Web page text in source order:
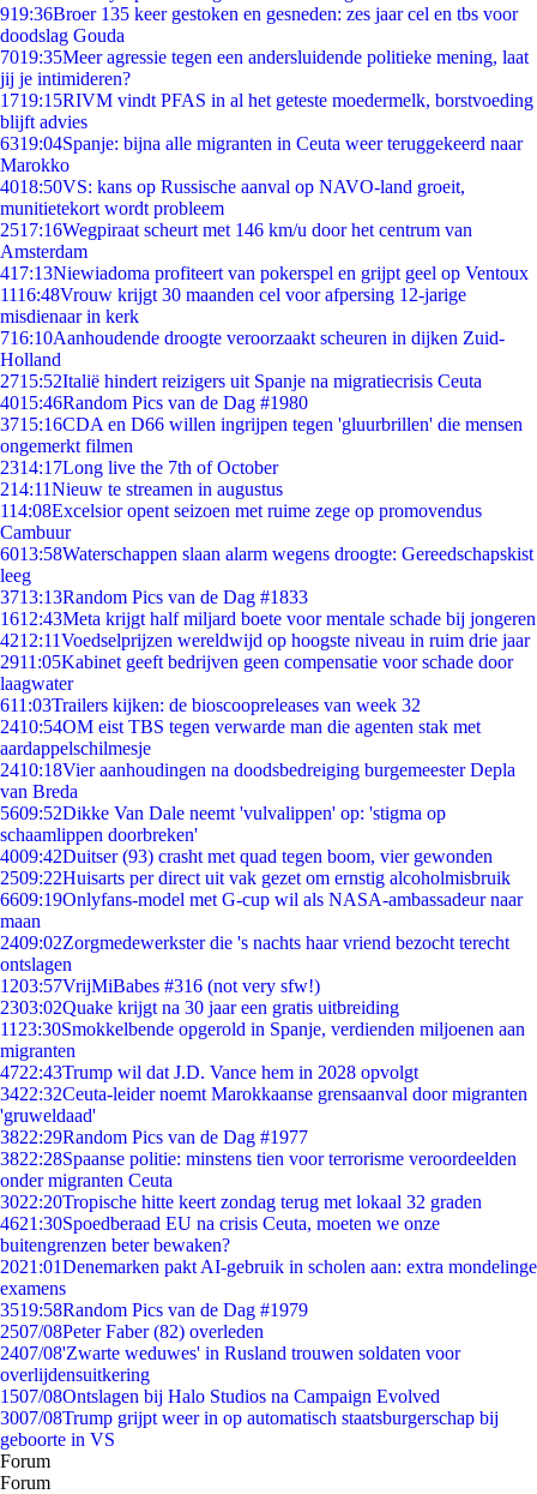
919:36Broer 135 keer gestoken en gesneden: zes jaar cel en tbs voor
doodslag Gouda
7019:35Meer agressie tegen een andersluidende politieke mening, laat
jij je intimideren?
1719:15RIVM vindt PFAS in al het geteste moedermelk, borstvoeding
blijft advies
6319:04Spanje: bijna alle migranten in Ceuta weer teruggekeerd naar
Marokko
4018:50VS: kans op Russische aanval op NAVO-land groeit,
munitietekort wordt probleem
2517:16Wegpiraat scheurt met 146 km/u door het centrum van
Amsterdam
417:13Niewiadoma profiteert van pokerspel en grijpt geel op Ventoux
1116:48Vrouw krijgt 30 maanden cel voor afpersing 12-jarige
misdienaar in kerk
716:10Aanhoudende droogte veroorzaakt scheuren in dijken Zuid-
Holland
2715:52Italië hindert reizigers uit Spanje na migratiecrisis Ceuta
4015:46Random Pics van de Dag #1980
3715:16CDA en D66 willen ingrijpen tegen 'gluurbrillen' die mensen
ongemerkt filmen
2314:17Long live the 7th of October
214:11Nieuw te streamen in augustus
114:08Excelsior opent seizoen met ruime zege op promovendus
Cambuur
6013:58Waterschappen slaan alarm wegens droogte: Gereedschapskist
leeg
3713:13Random Pics van de Dag #1833
1612:43Meta krijgt half miljard boete voor mentale schade bij jongeren
4212:11Voedselprijzen wereldwijd op hoogste niveau in ruim drie jaar
2911:05Kabinet geeft bedrijven geen compensatie voor schade door
laagwater
611:03Trailers kijken: de bioscoopreleases van week 32
2410:54OM eist TBS tegen verwarde man die agenten stak met
aardappelschilmesje
2410:18Vier aanhoudingen na doodsbedreiging burgemeester Depla
van Breda
5609:52Dikke Van Dale neemt 'vulvalippen' op: 'stigma op
schaamlippen doorbreken'
4009:42Duitser (93) crasht met quad tegen boom, vier gewonden
2509:22Huisarts per direct uit vak gezet om ernstig alcoholmisbruik
6609:19Onlyfans-model met G-cup wil als NASA-ambassadeur naar
maan
2409:02Zorgmedewerkster die 's nachts haar vriend bezocht terecht
ontslagen
1203:57VrijMiBabes #316 (not very sfw!)
2303:02Quake krijgt na 30 jaar een gratis uitbreiding
11 23:30Smokkelbende opgerold in Spanje, verdienden miljoenen aan
migranten
4722:43Trump wil dat J.D. Vance hem in 2028 opvolgt
3422:32Ceuta-leider noemt Marokkaanse grensaanval door migranten
'gruweldaad'
3822:29Random Pics van de Dag #1977
3822:28Spaanse politie: minstens tien voor terrorisme veroordeelden
onder migranten Ceuta
3022:20Tropische hitte keert zondag terug met lokaal 32 graden
4621:30Spoedberaad EU na crisis Ceuta, moeten we onze
buitengrenzen beter bewaken?
2021:01Denemarken pakt AI-gebruik in scholen aan: extra mondelinge
examens
3519:58Random Pics van de Dag #1979
2507/08Peter Faber (82) overleden
2407/08'Zwarte weduwes' in Rusland trouwen soldaten voor
overlijdensuitkering
1507/08Ontslagen bij Halo Studios na Campaign Evolved
3007/08Trump grijpt weer in op automatisch staatsburgerschap bij
geboorte in VS
Forum
Forum